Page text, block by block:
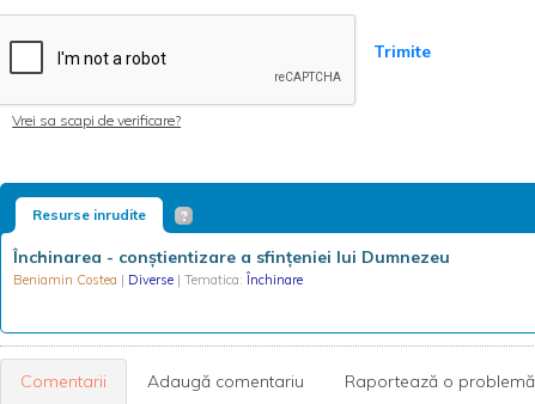
Trimite
Vrei sa scapi de verificare?
Resurse inrudite
Închinarea - conştientizare a sfințeniei lui Dumnezeu
Beniamin Costea | Diverse | Tematica: Închinare
Comentarii Adaugă comentariu Raportează o problemă